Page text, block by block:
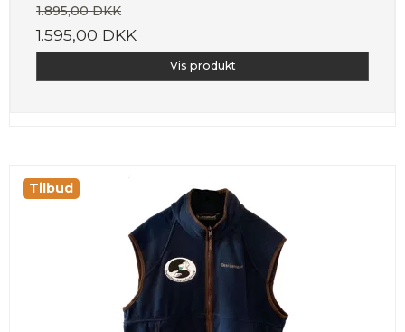
1.895,00 DKK
1.595,00 DKK
Vis produkt
Tilbud